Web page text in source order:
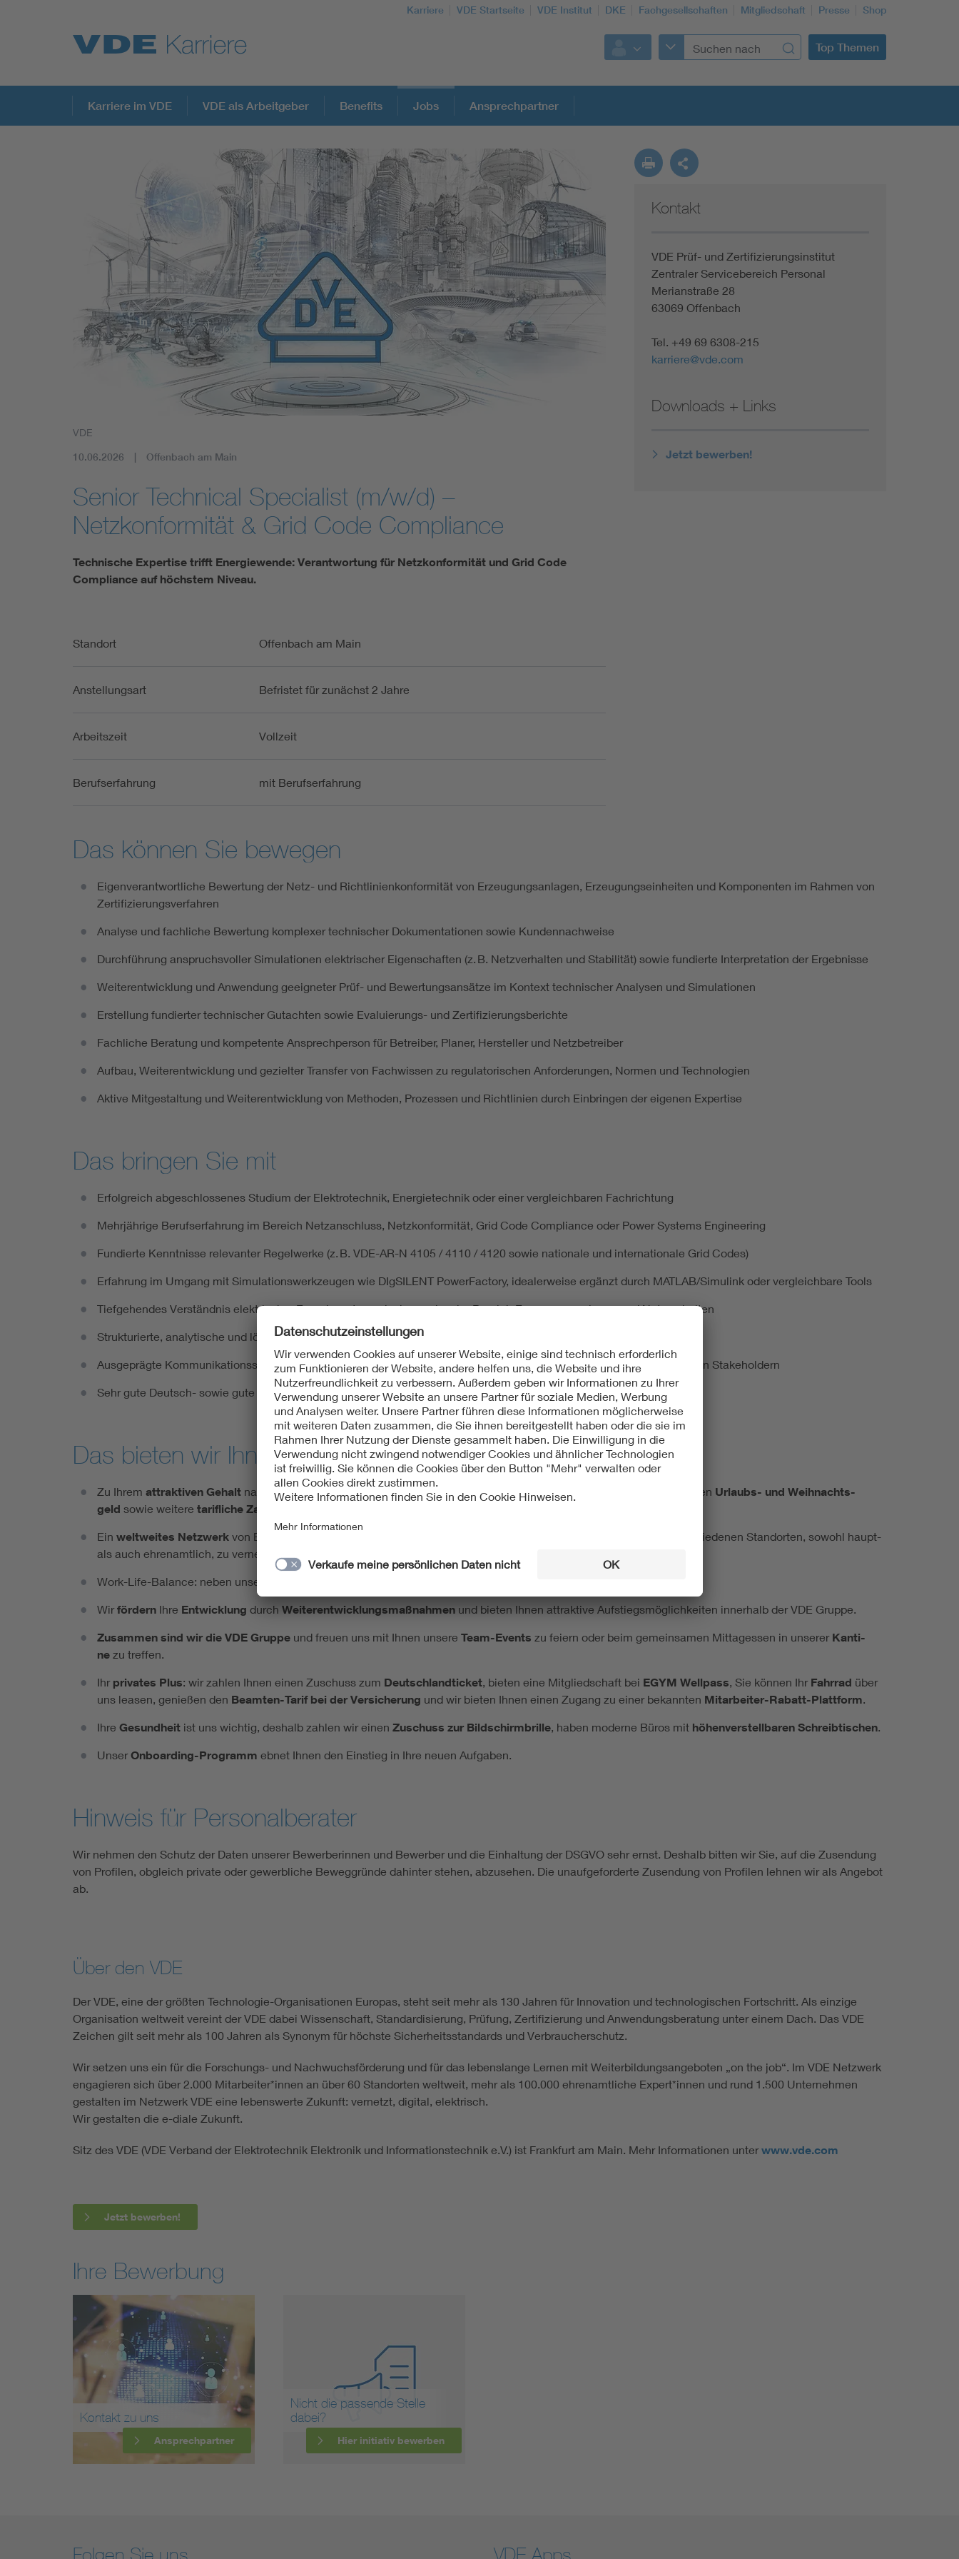
Karriere VDE Startseite VDE Institut DKE Fachgesellschaften Mitgliedschaft Presse Shop
Top Themen
Top Themen
Karriere im VDE VDE als Arbeitgeber Benefits Jobs Ansprechpartner
VDE
10.06.2026 Offenbach am Main
Senior Technical Specialist (m/w/d) –
Netzkonformität & Grid Code Compliance
Technische Expertise trifft Energiewende: Verantwortung für Netzkonformität und Grid Code
Compliance auf höchstem Niveau.
Standort Offenbach am Main
Anstellungsart Befristet für zunächst 2 Jahre
Arbeitszeit Vollzeit
Berufserfahrung mit Berufserfahrung
Kontakt
VDE Prüf- und Zertifizierungsinstitut
Zentraler Servicebereich Personal
Merianstraße 28
63069 Offenbach
Tel. +49 69 6308-215
karriere@vde.com
Downloads + Links
Jetzt bewerben!
Das können Sie bewegen
Eigenverantwortliche Bewertung der Netz- und Richtlinienkonformität von Erzeugungsanlagen, Erzeugungseinheiten und Komponenten im Rahmen von
Zertifizierungsverfahren
Analyse und fachliche Bewertung komplexer technischer Dokumentationen sowie Kundennachweise
Durchführung anspruchsvoller Simulationen elektrischer Eigenschaften (z. B. Netzverhalten und Stabilität) sowie fundierte Interpretation der Ergebnisse
Weiterentwicklung und Anwendung geeigneter Prüf- und Bewertungsansätze im Kontext technischer Analysen und Simulationen
Erstellung fundierter technischer Gutachten sowie Evaluierungs- und Zertifizierungsberichte
Fachliche Beratung und kompetente Ansprechperson für Betreiber, Planer, Hersteller und Netzbetreiber
Aufbau, Weiterentwicklung und gezielter Transfer von Fachwissen zu regulatorischen Anforderungen, Normen und Technologien
Aktive Mitgestaltung und Weiterentwicklung von Methoden, Prozessen und Richtlinien durch Einbringen der eigenen Expertise
Das bringen Sie mit
Erfolgreich abgeschlossenes Studium der Elektrotechnik, Energietechnik oder einer vergleichbaren Fachrichtung
Mehrjährige Berufserfahrung im Bereich Netzanschluss, Netzkonformität, Grid Code Compliance oder Power Systems Engineering
Fundierte Kenntnisse relevanter Regelwerke (z. B. VDE-AR-N 4105 / 4110 / 4120 sowie nationale und internationale Grid Codes)
Erfahrung im Umgang mit Simulationswerkzeugen wie DIgSILENT PowerFactory, idealerweise ergänzt durch MATLAB/Simulink oder vergleichbare Tools
Tiefgehendes Verständnis elektrischer Energiesysteme, insbesondere im Bereich Erzeugungsanlagen und Netzverhalten
Strukturierte, analytische und lösungsorientierte Arbeitsweise mit hoher Eigenständigkeit
Ausgeprägte Kommunikationsstärke sowie Freude an der Zusammenarbeit mit unterschiedlichen internen und externen Stakeholdern
Sehr gute Deutsch- sowie gute Englischkenntnisse in Wort und Schrift
Das bieten wir Ihnen
Zu Ih­rem at­trak­ti­ven Ge­halt nach dem Man­tel­ta­rif­ver­tragder Me­tall- und Elek­tro­in­dus­trie für das Land Hes­sen ge­hö­ren Ur­laubs- und Weih­nachts­
geld so­wie wei­te­re ta­rif­li­che Zah­lun­gen
Ein welt­wei­tes Netz­werk von Ex­per­ten bie­tet Ih­nen die Chan­ce, sich the­ma­tisch ein­zu­brin­gen und welt­weit an ver­schie­de­nen Stand­or­ten, so­wohl haupt-
als auch eh­ren­amt­lich, zu ver­net­zen.
Work-Life-Ba­lance: ne­ben un­se­rer
Wirför­dern Ih­re Ent­wick­lung durch Wei­ter­ent­wick­lungs­maß­nah­men und bie­ten Ih­nen at­trak­ti­ve Auf­stiegs­mög­lich­kei­ten in­ner­halb der VDE Grup­pe.
Zu­sam­men sind wir die VDE Grup­pe und freu­en uns mit Ih­nen un­se­re Team-Events zu fei­ern oder beim ge­mein­sa­men Mit­tag­es­sen in un­se­rer Kan­ti­
ne zu tref­fen.
Ihr pri­va­tes Plus: wir zah­len Ih­nen einen Zu­schuss zum Deutsch­land­ti­cket, bie­ten eine Mit­glied­schaft bei EGYM Well­pass, Sie kön­nen Ihr Fahr­rad über
uns lea­sen, ge­nie­ßen den Be­am­ten-Ta­rif bei der Ver­si­che­rung und wir bie­ten Ih­nen einen Zu­gang zu einer be­kann­ten Mit­ar­bei­ter-Ra­batt-Platt­form.
Ih­re Ge­sund­heit ist uns wich­tig, des­halb zah­len wir einen Zu­schuss zur Bild­schirm­bril­le, ha­ben mo­der­ne Bü­ros mit hö­hen­ver­stell­ba­ren Schreib­ti­schen.
Un­serOn­board­ing-Pro­gramm eb­net Ih­nen den Ein­stieg in Ih­re neu­en Auf­ga­ben.
Hinweis für Personalberater
Wir nehmen den Schutz der Daten unserer Bewerberinnen und Bewerber und die Einhaltung der DSGVO sehr ernst. Deshalb bitten wir Sie, auf die Zusendung
von Profilen, obgleich private oder gewerbliche Beweggründe dahinter stehen, abzusehen. Die unaufgeforderte Zusendung von Profilen lehnen wir als Angebot
ab.
Über den VDE
Der VDE, eine der größten Technologie-Organisationen Europas, steht seit mehr als 130 Jahren für Innovation und technologischen Fortschritt. Als einzige
Organisation weltweit vereint der VDE dabei Wissenschaft, Standardisierung, Prüfung, Zertifizierung und Anwendungsberatung unter einem Dach. Das VDE
Zeichen gilt seit mehr als 100 Jahren als Synonym für höchste Sicherheitsstandards und Verbraucherschutz.
Wir setzen uns ein für die Forschungs- und Nachwuchsförderung und für das lebenslange Lernen mit Weiterbildungsangeboten „on the job“. Im VDE Netzwerk
engagieren sich über 2.000 Mitarbeiter*innen an über 60 Standorten weltweit, mehr als 100.000 ehrenamtliche Expert*innen und rund 1.500 Unternehmen
gestalten im Netzwerk VDE eine lebenswerte Zukunft: vernetzt, digital, elektrisch.
Wir gestalten die e-diale Zukunft.
Sitz des VDE (VDE Verband der Elektrotechnik Elektronik und Informationstechnik e.V.) ist Frankfurt am Main. Mehr Informationen unterwww.vde.com
Jetzt bewerben!
Ihre Bewerbung
Kontakt zu uns
Ansprechpartner
Nicht die passende Stelle
dabei?
Hier initiativ bewerben
Folgen Sie uns VDE Apps